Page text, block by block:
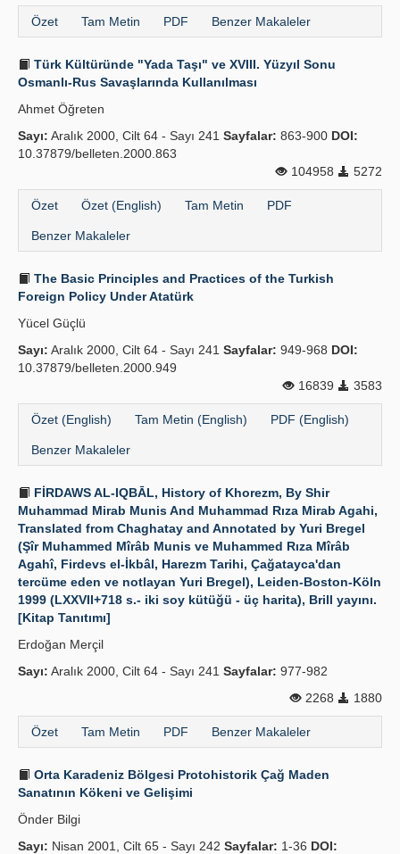
Özet Tam Metin PDF Benzer Makaleler
Türk Kültüründe "Yada Taşı" ve XVIII. Yüzyıl Sonu
Osmanlı-Rus Savaşlarında Kullanılması
Ahmet Öğreten
Sayı: Aralık 2000, Cilt 64 - Sayı 241 Sayfalar: 863-900 DOI:
10.37879/belleten.2000.863
104958
5272
Özet Özet (English) Tam Metin PDF
Benzer Makaleler
The Basic Principles and Practices of the Turkish
Foreign Policy Under Atatürk
Yücel Güçlü
Sayı: Aralık 2000, Cilt 64 - Sayı 241 Sayfalar: 949-968 DOI:
10.37879/belleten.2000.949
16839
3583
Özet (English) Tam Metin (English) PDF (English)
Benzer Makaleler
FİRDAWS AL-IQBĀL, History of Khorezm, By Shir
Muhammad Mirab Munis And Muhammad Rıza Mirab Agahi,
Translated from Chaghatay and Annotated by Yuri Bregel
(Şîr Muhammed Mîrâb Munis ve Muhammed Rıza Mîrâb
Agahî, Firdevs el-İkbâl, Harezm Tarihi, Çağatayca'dan
tercüme eden ve notlayan Yuri Bregel), Leiden-Boston-Köln
1999 (LXXVII+718 s.- iki soy kütüğü - üç harita), Brill yayını.
[Kitap Tanıtımı]
Erdoğan Merçil
Sayı: Aralık 2000, Cilt 64 - Sayı 241 Sayfalar: 977-982
2268
1880
Özet Tam Metin PDF Benzer Makaleler
Orta Karadeniz Bölgesi Protohistorik Çağ Maden
Sanatının Kökeni ve Gelişimi
Önder Bilgi
Sayı: Nisan 2001, Cilt 65 - Sayı 242 Sayfalar: 1-36 DOI: